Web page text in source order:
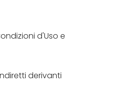
d'Uso e
derivanti